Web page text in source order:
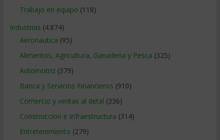
Trabajo en equipo (118)
Industrias (4.874)
Aeronautica (95)
Alimentos, Agricultura, Ganaderia y Pesca (325)
Automotriz(379)
Banca y Servicios Financieros (910)
Comercio y ventas al detal (336)
Construccion e Infraestructura (314)
Entretenimiento (279)